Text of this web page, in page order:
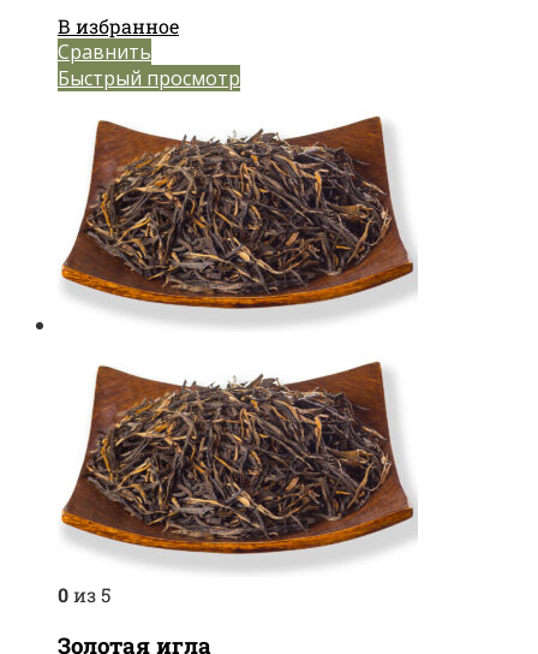
В избранное
Сравнить
Быстрый просмотр
0из 5
Золотая игла